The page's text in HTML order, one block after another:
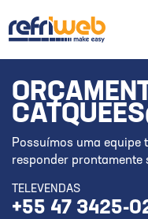
Possuímos uma equipe
responder prontamente
TELEVENDAS
+55 47 3425-